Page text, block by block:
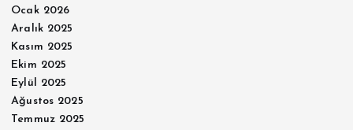
Ocak 2026
Aralık 2025
Kasım 2025
Ekim 2025
Eylül 2025
Ağustos 2025
Temmuz 2025